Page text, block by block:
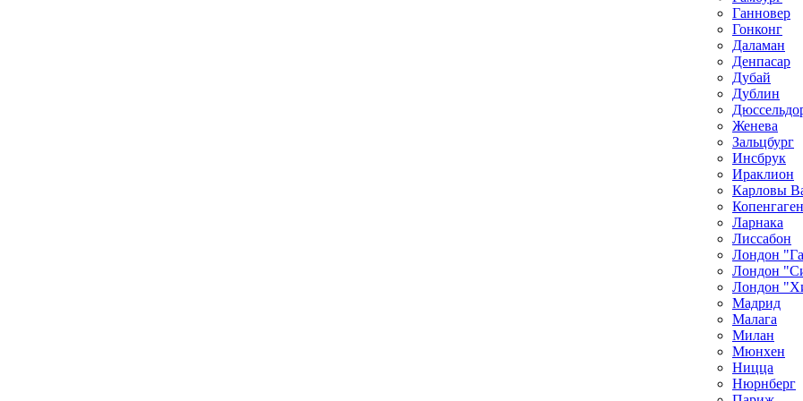
Ганновер
Гонконг
Даламан
Денпасар
Дубай
Дублин
Женева
Зальцбург
Инсбрук
Ираклион
Карловы
Копенгаген
Ларнака
Лиссабон
Лондон
Лондон
Лондон
Мадрид
Малага
Милан
Мюнхен
Ницца
Нюрнберг